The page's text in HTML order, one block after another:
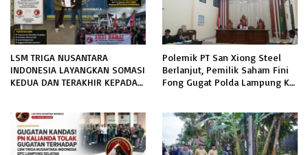
LSM TRIGA NUSANTARA
INDONESIA LAYANGKAN SOMASI
KEDUA DAN TERAKHIR KEPADA
INFORMASI PUBLIK
Polemik PT San Xiong Steel
Berlanjut, Pemilik Saham Fini
Fong Gugat Polda Lampung Ke